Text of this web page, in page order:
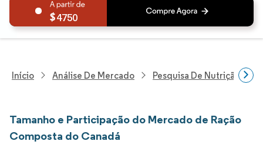
4750
Início Análise De Mercado Pesquisa De Nutrição E
Tamanho e Participação do Mercado de Ração
Composta do Canadá